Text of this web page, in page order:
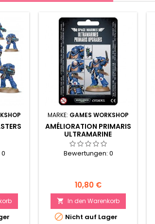
0
MARKE: GAMES WORKSHOP
AMÉLIORATION PRIMARIS
ULTRAMARINE
Bewertungen: 0
Preis
10,80 €
 In den Warenkorb
 Nicht auf Lager